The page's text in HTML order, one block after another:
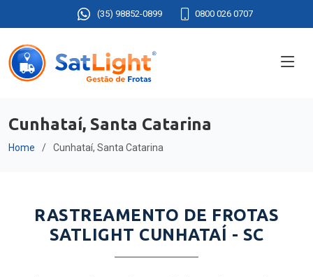
(35) 98852-0899 0800 026 0707
Cunhataí, Santa Catarina
Home Cunhataí, Santa Catarina
RASTREAMENTO DE FROTAS
SATLIGHT CUNHATAÍ - SC